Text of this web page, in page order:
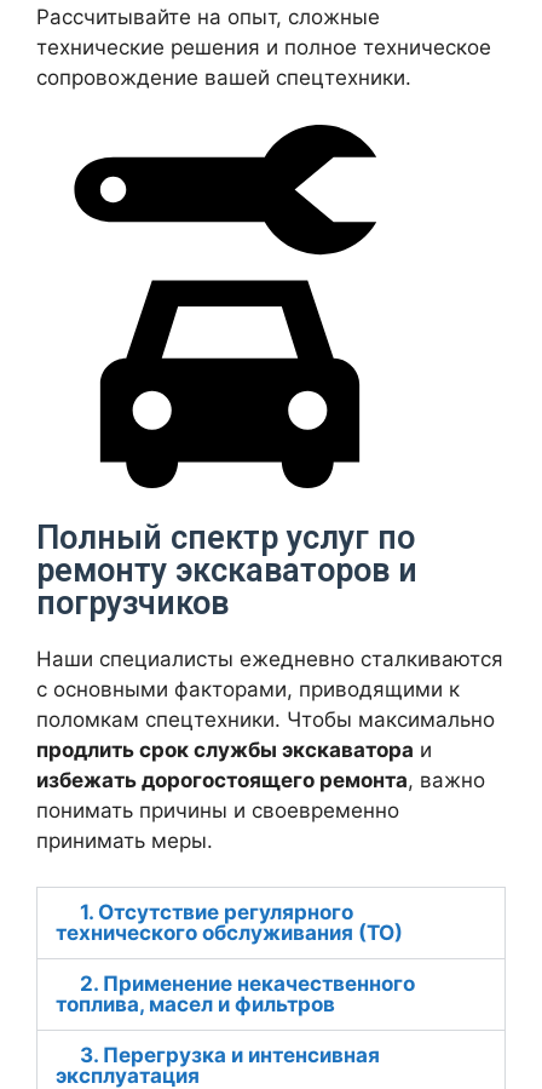
Рассчитывайте на опыт, сложные
технические решения и полное техническое
сопровождение вашей спецтехники.
Полный спектр услуг по
ремонту экскаваторов и
погрузчиков
Наши специалисты ежедневно сталкиваются
с основными факторами, приводящими к
поломкам спецтехники. Чтобы максимально
продлить срок службы экскаватора и
избежать дорогостоящего ремонта, важно
понимать причины и своевременно
принимать меры.
1. Отсутствие регулярного
технического обслуживания (ТО)
2. Применение некачественного
топлива, масел и фильтров
3. Перегрузка и интенсивная
эксплуатация